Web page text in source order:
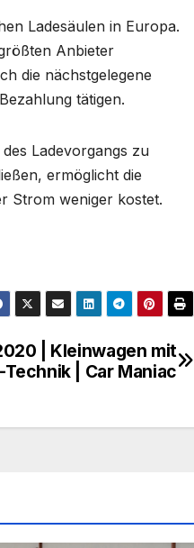
Ladesäulen in Europa.
Anbieter
die nächstgelegene
tätigen.
Ladevorgangs zu
ermöglicht die
Strom weniger kostet.
| Kleinwagen mit
| Car Maniac